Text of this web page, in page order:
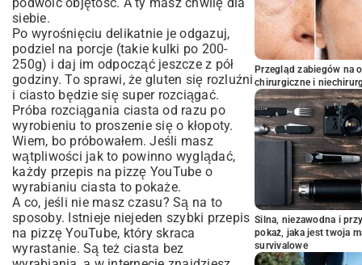
siebie.
Po wyrośnięciu delikatnie je odgazuj,
podziel na porcje (takie kulki po 200-
250g) i daj im odpocząć jeszcze z pół
godziny. To sprawi, że gluten się rozluźni
i ciasto będzie się super rozciągać.
Próba rozciągania ciasta od razu po
wyrobieniu to proszenie się o kłopoty.
Wiem, bo próbowałem. Jeśli masz
wątpliwości jak to powinno wyglądać,
każdy przepis na pizzę YouTube o
wyrabianiu ciasta to pokaże.
A co, jeśli nie masz czasu? Są na to
sposoby. Istnieje niejeden szybki przepis
na pizzę YouTube, który skraca
wyrastanie. Są też ciasta bez
Przegląd zabiegów na
chirurgiczne i
Silna, niezawodna i
pokaż, jaka jest twoja
survivalowe